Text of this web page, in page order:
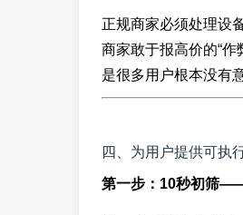
正规商家必须处理设
商家敢于报高价的“
是很多用户根本没有
四、为用户提供可执
第一步：10秒初筛